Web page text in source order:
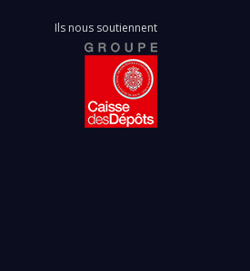
Ils nous soutiennent